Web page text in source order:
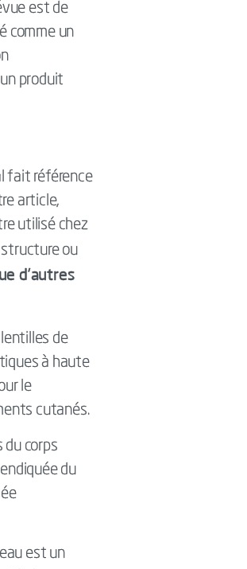
est de
comme un
produit
fait référence
article,
utilisé chez
structure ou
d’autres
de
à haute
le
cutanés.
corps
du
est un